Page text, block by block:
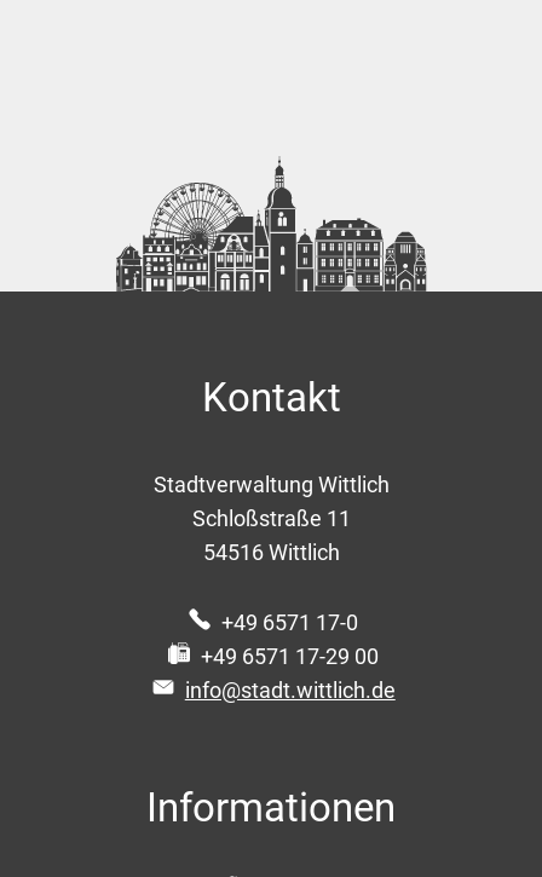
Kontakt
Stadtverwaltung Wittlich
Schloßstraße 11
54516 Wittlich
+49 6571 17-0
+49 6571 17-29 00
info@stadt.wittlich.de
Informationen